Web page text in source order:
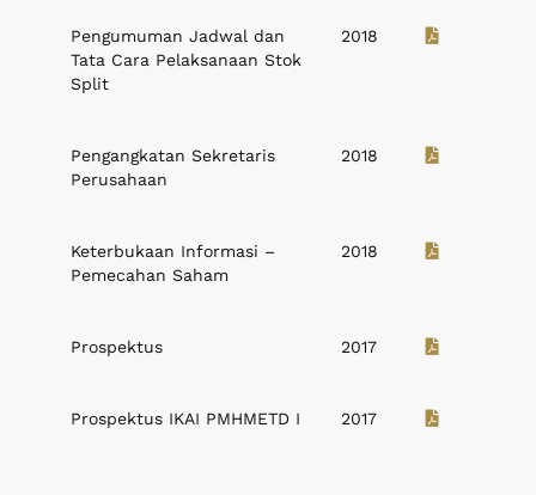
Pengumuman Jadwal dan
Tata Cara Pelaksanaan Stok
Split
2018
Pengangkatan Sekretaris
Perusahaan
2018
Keterbukaan Informasi –
Pemecahan Saham
2018
Prospektus 2017
Prospektus IKAI PMHMETD I 2017